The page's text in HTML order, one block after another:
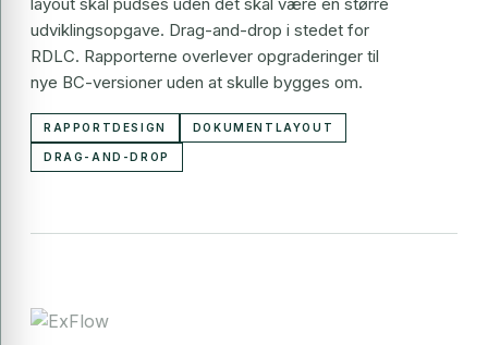
udviklingsopgave. Drag-and-drop i stedet for
RDLC. Rapporterne overlever opgraderinger til
nye BC-versioner uden at skulle bygges om.
RAPPORTDESIGN DOKUMENTLAYOUT
DRAG-AND-DROP